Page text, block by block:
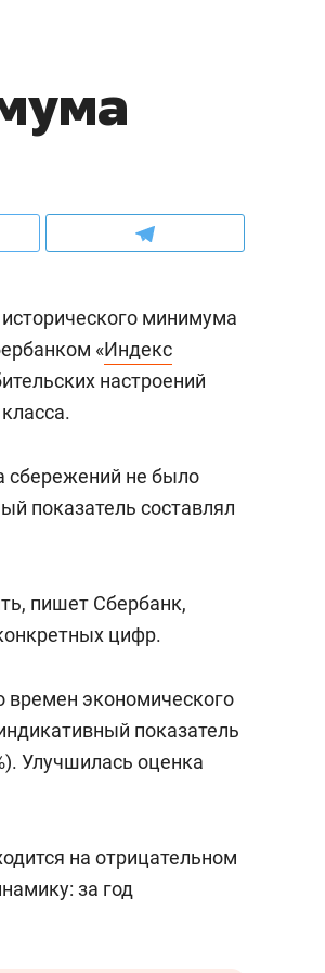
минимума
«Индекс
настроений
сбережений не было
показатель составлял
пишет Сбербанк,
цифр.
времен экономического
показатель
Улучшилась оценка
на отрицательном
за год
Рекомендуем
с мебелью за 2
для меня это